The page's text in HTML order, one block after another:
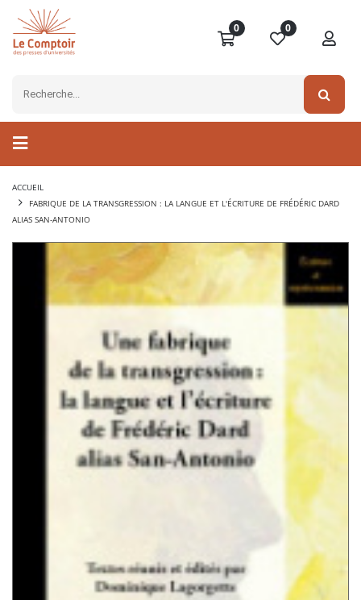
0 0
ACCUEIL
FABRIQUE DE LA TRANSGRESSION : LA LANGUE ET L'ÉCRITURE DE FRÉDÉRIC DARD
ALIAS SAN-ANTONIO